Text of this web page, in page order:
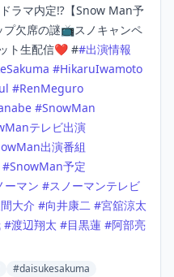
ラマ内定⁉️【Snow Man予
欠席の謎📺スノキャンペ
ト生配信❤️ ##出演情報
#HikaruIwamoto
#RenMeguro
#SnowMan
テレビ出演
出演番組
#SnowMan予定
ーマン #スノーマンテレビ
大介 #向井康二 #宮舘涼太
#渡辺翔太 #目黒蓮 #阿部亮
#daisukesakuma